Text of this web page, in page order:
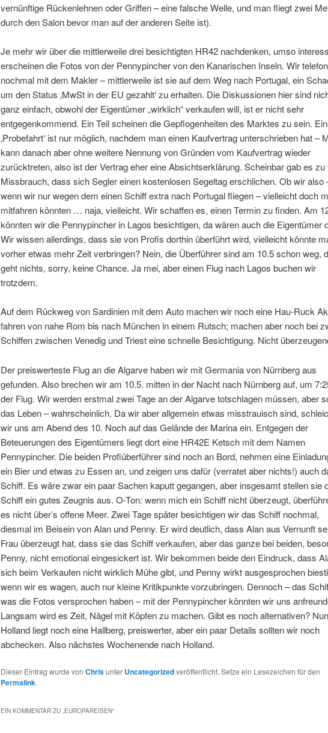
vernünftige Rückenlehnen oder Griffen – eine falsche Welle, und man fliegt zwei
durch den Salon bevor man auf der anderen Seite ist).
Je mehr wir über die mittlerweile drei besichtigten HR42 nachdenken, umso
erscheinen die Fotos von der Pennypincher von den Kanarischen Inseln. Wir
nochmal mit dem Makler – mittlerweile ist sie auf dem Weg nach Portugal, ein
um den Status ‚MwSt in der EU gezahlt‘ zu erhalten. Die Diskussionen hier sind
ganz einfach, obwohl der Eigentümer „wirklich“ verkaufen will, ist er nicht sehr
entgegenkommend. Ein Teil scheinen die Gepflogenheiten des Marktes zu sein.
‚Probefahrt‘ ist nur möglich, nachdem man einen Kaufvertrag unterschrieben hat –
kann danach aber ohne weitere Nennung von Gründen vom Kaufvertrag wieder
zurücktreten, also ist der Vertrag eher eine Absichtserklärung. Scheinbar gab es zu
Missbrauch, dass sich Segler einen kostenlosen Segeltag erschlichen. Ob wir also
wenn wir nur wegen dem einen Schiff extra nach Portugal fliegen – vielleicht doch
mitfahren könnten … naja, vielleicht. Wir schaffen es, einen Termin zu finden. Am
könnten wir die Pennypincher in Lagos besichtigen, da wären auch die Eigentümer
Wir wissen allerdings, dass sie von Profis dorthin überführt wird, vielleicht könnte
vorher etwas mehr Zeit verbringen? Nein, die Überführer sind am 10.5 schon weg,
geht nichts, sorry, keine Chance. Ja mei, aber einen Flug nach Lagos buchen wir
trotzdem.
Auf dem Rückweg von Sardinien mit dem Auto machen wir noch eine Hau-Ruck
fahren von nahe Rom bis nach München in einem Rutsch; machen aber noch bei
Schiffen zwischen Venedig und Triest eine schnelle Besichtigung. Nicht
Der preiswerteste Flug an die Algarve haben wir mit Germania von Nürnberg aus
gefunden. Also brechen wir am 10.5. mitten in der Nacht nach Nürnberg auf, um
der Flug. Wir werden erstmal zwei Tage an der Algarve totschlagen müssen, aber
das Leben – wahrscheinlich. Da wir aber allgemein etwas misstrauisch sind,
wir uns am Abend des 10. Noch auf das Gelände der Marina ein. Entgegen der
Beteuerungen des Eigentümers liegt dort eine HR42E Ketsch mit dem Namen
Pennypincher. Die beiden Profiüberführer sind noch an Bord, nehmen eine
ein Bier und etwas zu Essen an, und zeigen uns dafür (verratet aber nichts!) auch
Schiff. Es wäre zwar ein paar Sachen kaputt gegangen, aber insgesamt stellen sie
Schiff ein gutes Zeugnis aus. O-Ton: wenn mich ein Schiff nicht überzeugt,
es nicht über’s offene Meer. Zwei Tage später besichtigen wir das Schiff nochmal,
diesmal im Beisein von Alan und Penny. Er wird deutlich, dass Alan aus Vernunft
Frau überzeugt hat, dass sie das Schiff verkaufen, aber das ganze bei beiden,
Penny, nicht emotional eingesickert ist. Wir bekommen beide den Eindruck, dass
sich beim Verkaufen nicht wirklich Mühe gibt, und Penny wirkt ausgesprochen
wenn wir es wagen, auch nur kleine Kritikpunkte vorzubringen. Dennoch – das
was die Fotos versprochen haben – mit der Pennypincher könnten wir uns
Langsam wird es Zeit, Nägel mit Köpfen zu machen. Gibt es noch alternativen?
Holland liegt noch eine Hallberg, preiswerter, aber ein paar Details sollten wir noch
abchecken. Also nächstes Wochenende nach Holland.
Dieser Eintrag wurde von Chrisunter Uncategorizedveröffentlicht. Setze ein Lesezeichen für den
Permalink.
EIN KOMMENTAR ZU „ EUROPAREISEN“